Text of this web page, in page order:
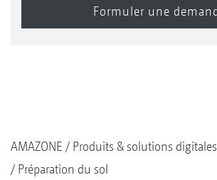
AMAZONE
Produits & solutions digitales
Préparation du sol